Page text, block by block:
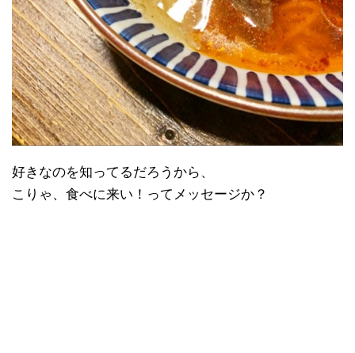
好きなのを知ってるだろうから、
こりゃ、食べに来い！ってメッセージか？